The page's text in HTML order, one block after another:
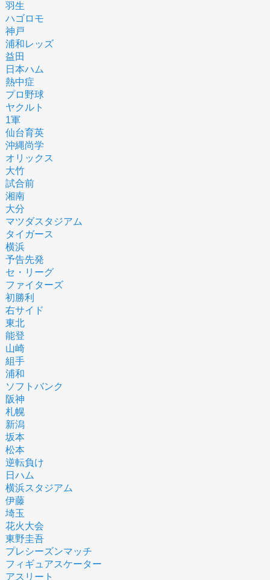
羽生
ハゴロモ
神戸
浦和レッズ
益田
日本ハム
熱中症
プロ野球
ヤクルト
1軍
仙台育英
沖縄尚学
オリックス
大竹
試合前
湘南
大分
マツダスタジアム
タイガース
横浜
予告先発
セ・リーグ
ファイターズ
初勝利
右サイド
東北
能登
山崎
組手
浦和
ソフトバンク
阪神
札幌
新潟
坂本
松本
逆転負け
日ハム
横浜スタジアム
伊藤
埼玉
花火大会
東野圭吾
プレシーズンマッチ
フィギュアスケーター
アスリート